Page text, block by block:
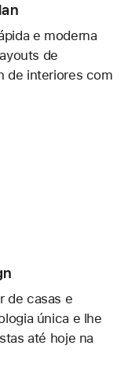
e moderna
de
de interiores com
de casas e
única e lhe
até hoje na